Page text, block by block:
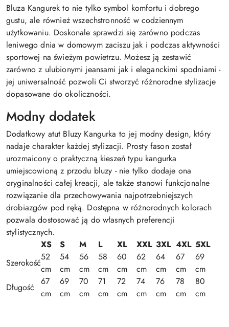
Bluza Kangurek to nie tylko symbol komfortu i dobrego
gustu, ale również wszechstronność w codziennym
użytkowaniu. Doskonale sprawdzi się zarówno podczas
leniwego dnia w domowym zaciszu jak i podczas aktywności
sportowej na świeżym powietrzu. Możesz ją zestawić
zarówno z ulubionymi jeansami jak i eleganckimi spodniami -
jej uniwersalność pozwoli Ci stworzyć różnorodne stylizacje
dopasowane do okoliczności.
Modny dodatek
Dodatkowy atut Bluzy Kangurka to jej modny design, który
nadaje charakter każdej stylizacji. Prosty fason został
urozmaicony o praktyczną kieszeń typu kangurka
umiejscowioną z przodu bluzy - nie tylko dodaje ona
oryginalności całej kreacji, ale także stanowi funkcjonalne
rozwiązanie dla przechowywania najpotrzebniejszych
drobiazgów pod ręką. Dostępna w różnorodnych kolorach
pozwala dostosować ją do własnych preferencji
stylistycznych.
XS
S M L XL XXL 3XL 4XL 5XL
Szerokość
52
cm
54
cm
56
cm
58
cm
60
cm
62
cm
64
cm
67
cm
69
cm
Długość
67
cm
69
cm
70
cm
71
cm
72
cm
74
cm
76
cm
78
cm
80
cm